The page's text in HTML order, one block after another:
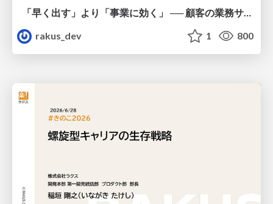
「早く出す」より「事業に効く」 ── 顧客の業務サイクルから逆算するAI時代の二重ループ開発と「変化の設計者」 / devsumi2026
rakus_dev
1 800